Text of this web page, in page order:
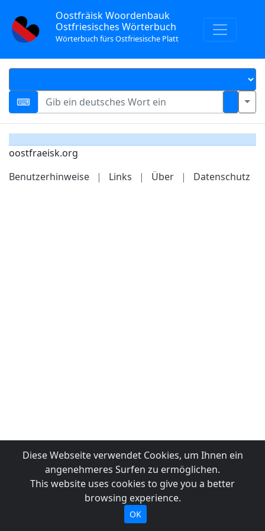
Oostfräisk Woordenbauk
Ostfriesisches Wörterbuch
Wörterbuch fürs Ostfriesische Platt
oostfraeisk.org
Benutzerhinweise
| Links | Über | Datenschutz
Diese Webseite verwendet Cookies, um Ihnen ein
angenehmeres Surfen zu ermöglichen.
This website uses cookies to give you a better
browsing experience.
OK